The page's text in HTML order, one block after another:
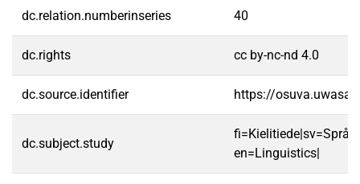
dc.relation.numberinseries 40
dc.rights cc by-nc-nd 4.0
dc.source.identifier https://
dc.subject.study
en=Linguistics|